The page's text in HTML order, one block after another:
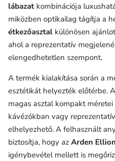
lábazat kombinációja
miközben optikailag tágítja a
étkezőasztal különösen
ahol a reprezentatív
elengedhetetlen szempont.
A termék kialakítása során a
esztétikát helyezték előtérbe.
magas asztal kompakt
kávézókban vagy
elhelyezhető. A felhasznált
biztosítja, hogy az Arden
igénybevétel mellett is